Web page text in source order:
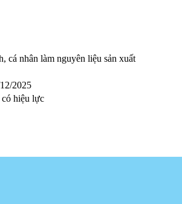
cá nhân làm nguyên liệu sản xuất
2025
hiệu lực